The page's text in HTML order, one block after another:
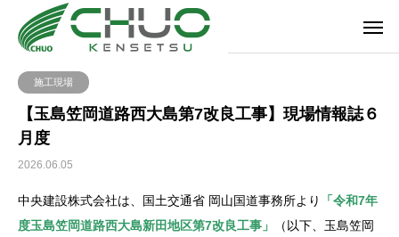
施工現場
【玉島笠岡道路西大島第7改良工事】現場情報誌６
月度
2026.06.05
中央建設株式会社は、国土交通省 岡山国道事務所より
「令和7年
度玉島笠岡道路西大島新田地区第7改良工事」
（以下、玉島笠岡